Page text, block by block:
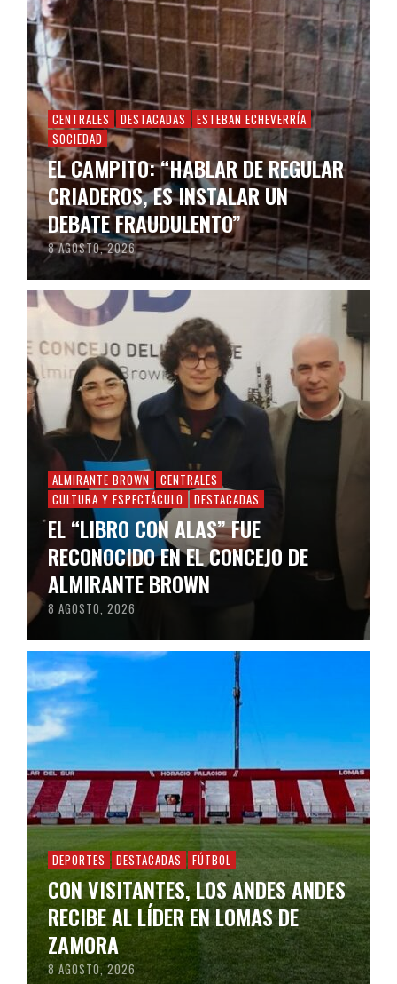
CENTRALES DESTACADAS
ESTEBAN ECHEVERRÍA
SOCIEDAD
EL CAMPITO: “HABLAR DE REGULAR
CRIADEROS, ES INSTALAR UN
DEBATE FRAUDULENTO”
8 AGOSTO, 2026
ALMIRANTE BROWN
CENTRALES
CULTURA Y ESPECTÁCULO
DESTACADAS
EL “LIBRO CON ALAS” FUE
RECONOCIDO EN EL CONCEJO DE
ALMIRANTE BROWN
8 AGOSTO, 2026
DEPORTES DESTACADAS FÚTBOL
CON VISITANTES, LOS ANDES ANDES
RECIBE AL LÍDER EN LOMAS DE
ZAMORA
8 AGOSTO, 2026